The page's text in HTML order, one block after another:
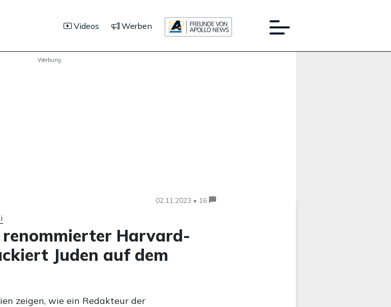
Videos Werben
Werbung
02.11.2023 • 16
Harvard-
Juden auf dem
zeigen, wie ein Redakteur der